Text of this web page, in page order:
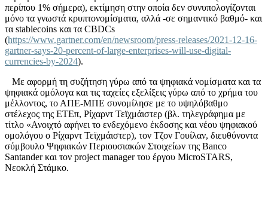
περίπου 1% σήμερα), εκτίμηση στην οποία δεν συνυπολογίζονται
μόνο τα γνωστά κρυπτονομίσματα, αλλά -σε σημαντικό βαθμό- και
τα stablecoins και τα CBDCs
(https://www.gartner.com/en/newsroom/press-releases/2021-12-16-
gartner-says-20-percent-of-large-enterprises-will-use-digital-
currencies-by-2024).
Με αφορμή τη συζήτηση γύρω από τα ψηφιακά νομίσματα και τα
ψηφιακά ομόλογα και τις ταχείες εξελίξεις γύρω από το χρήμα του
μέλλοντος, το ΑΠΕ-ΜΠΕ συνομίλησε με το υψηλόβαθμο
στέλεχος της ΕΤΕπ, Ρίχαρντ Τεϊχμάιστερ (βλ. τηλεγράφημα με
τίτλο «Ανοιχτό αφήνει το ενδεχόμενο έκδοσης και νέου ψηφιακού
ομολόγου ο Ρίχαρντ Τεϊχμάιστερ), τον Τζον Γουίλαν, διευθύνοντα
σύμβουλο Ψηφιακών Περιουσιακών Στοιχείων της Banco
Santander και τον project manager του έργου MicroSTARS,
Νεοκλή Στάμκο.